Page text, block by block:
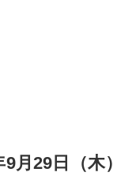
月29日（木）